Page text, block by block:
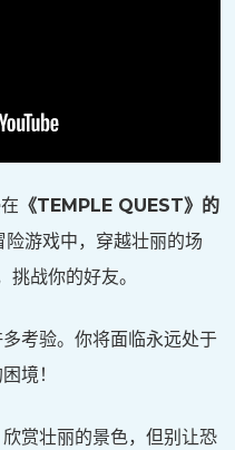
《TEMPLE QUEST》的
游戏中，穿越壮丽的场
挑战你的好友。
考验。你将面临永远处于
境！
赏壮丽的景色，但别让恐